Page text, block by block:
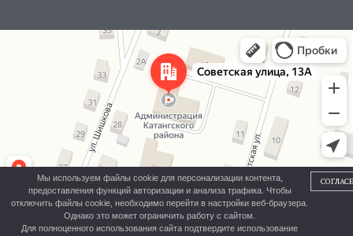
Советская улица, 13А — Яндекс Карты
Мы используем файлы cookie для персонализации контента,
предоставления функций авторизации и анализа трафика. Чтобы
отключить файлы cookie, необходимо перейти в настройки веб-браузера.
Однако это может ограничить работу с сайтом.
Для полноценного использования сайта подтвердите использование